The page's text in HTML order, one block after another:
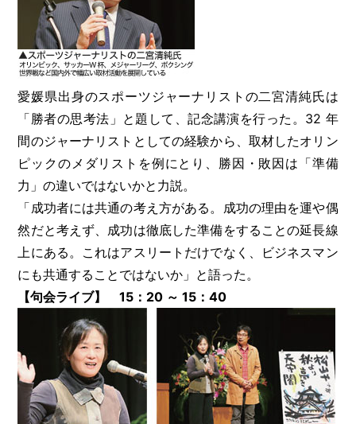
愛媛県出身のスポーツジャーナリストの二宮清純氏は
「勝者の思考法」と題して、記念講演を行った。32 年
間のジャーナリストとしての経験から、取材したオリン
ピックのメダリストを例にとり、勝因・敗因は「準備
力」の違いではないかと力説。
「成功者には共通の考え方がある。成功の理由を運や偶
然だと考えず、成功は徹底した準備をすることの延長線
上にある。これはアスリートだけでなく、ビジネスマン
にも共通することではないか」と語った。
【句会ライブ】 15：20 ～ 15：40